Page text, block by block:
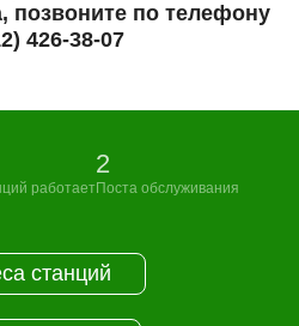
позвоните по телефону
426-38-07
работает
2
Поста обслуживания
станций